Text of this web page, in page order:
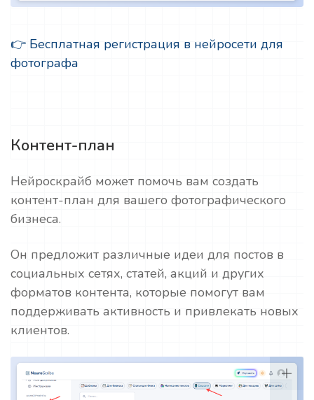
👉 Бесплатная регистрация в нейросети для
фотографа
Контент-план
Нейроскрайб может помочь вам создать
контент-план для вашего фотографического
бизнеса.
Он предложит различные идеи для постов в
социальных сетях, статей, акций и других
форматов контента, которые помогут вам
поддерживать активность и привлекать новых
клиентов.